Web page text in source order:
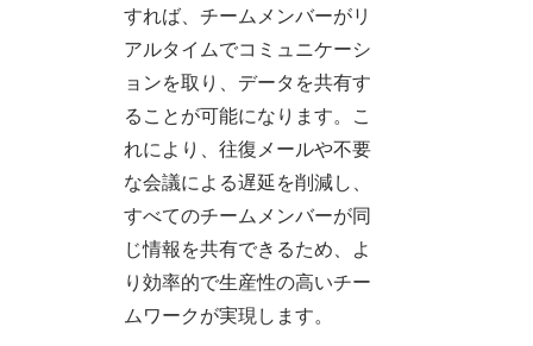
すれば、チームメンバーがリ
アルタイムでコミュニケーシ
ョンを取り、データを共有す
ることが可能になります。こ
れにより、往復メールや不要
な会議による遅延を削減し、
すべてのチームメンバーが同
じ情報を共有できるため、よ
り効率的で生産性の高いチー
ムワークが実現します。